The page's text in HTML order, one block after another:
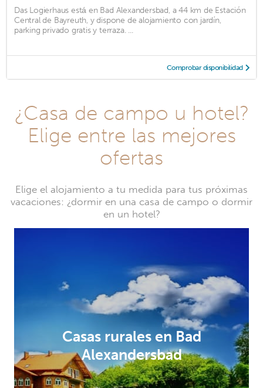
Das Logierhaus está en Bad Alexandersbad, a 44 km de Estación
Central de Bayreuth, y dispone de alojamiento con jardín,
parking privado gratis y terraza. ...
Comprobar disponibilidad
¿Casa de campo u hotel?
Elige entre las mejores
ofertas
Elige el alojamiento a tu medida para tus próximas
vacaciones: ¿dormir en una casa de campo o dormir
en un hotel?
Casas rurales en Bad
Alexandersbad